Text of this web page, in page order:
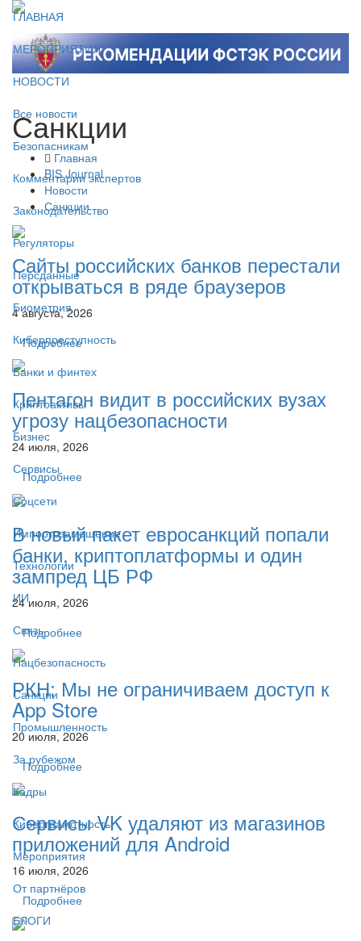
ГЛАВНАЯ
МЕРОПРИЯТИЯ
НОВОСТИ
Все новости
Безопасникам
Комментарии экспертов
Законодательство
Регуляторы
Персданные
Биометрия
Киберпреступность
Банки и финтех
Криптоактивы
Бизнес
Сервисы
Соцсети
Импортозамещение
Технологии
ИИ
Связь
Нацбезопасность
Санкции
Промышленность
За рубежом
Кадры
Киберграмотность
Мероприятия
От партнёров
БЛОГИ
Санкции
Главная
BIS Journal
Новости
Санкции
Сайты российских банков перестали
открываться в ряде браузеров
4 августа, 2026
Подробнее
Пентагон видит в российских вузах
угрозу нацбезопасности
24 июля, 2026
Подробнее
В новый пакет евросанкций попали
банки, криптоплатформы и один
зампред ЦБ РФ
24 июля, 2026
Подробнее
РКН: Мы не ограничиваем доступ к
App Store
20 июля, 2026
Подробнее
Сервисы VK удаляют из магазинов
приложений для Android
16 июля, 2026
Подробнее